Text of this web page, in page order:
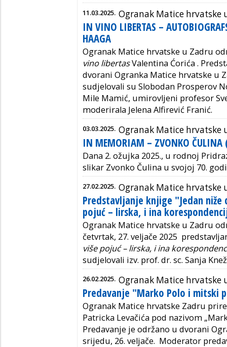
11.03.2025. Ogranak Matice hrvatske
IN VINO LIBERTAS –
HAAGA
Ogranak Matice hrvatske u Zadru
vino libertasValentina Ćorića .
dvorani Ogranka Matice hrvatske u
sudjelovali su Slobodan Prosperov
Mile Mamić, umirovljeni profesor
moderirala Jelena Alfirević Franić.
03.03.2025. Ogranak Matice hrvatske
IN MEMORIAM – ZVONKO
Dana 2. ožujka 2025., u rodnoj
slikar Zvonko Čulina u svojoj 70.
27.02.2025. Ogranak Matice hrvatske
Predstavljanje knjige "Jedan niže
pojuć – lirska, i ina
Ogranak Matice hrvatske u Zadru
četvrtak, 27. veljače 2025
više pojuć – lirska, i ina
sudjelovali izv. prof. dr. sc. Sanja
26.02.2025. Ogranak Matice hrvatske
Predavanje "Marko Polo i mitski
Ogranak Matice hrvatske Zadru
Patricka Levačića pod nazivom
Predavanje je održano u dvorani
srijedu, 26. veljače. Moderator